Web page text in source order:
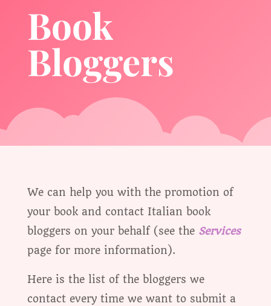
Book
Bloggers
We can help you with the promotion of
your book and contact Italian book
bloggers on your behalf (see the Services
page for more information).
Here is the list of the bloggers we
contact every time we want to submit a